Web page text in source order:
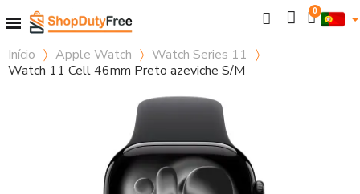
Início Apple Watch
Watch Series 11
Watch 11 Cell 46mm Preto azeviche S/M